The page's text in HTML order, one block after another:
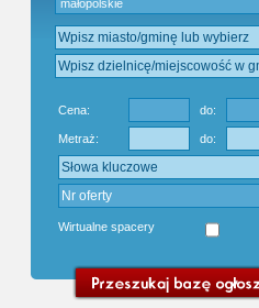
Cena: do:
Metraż: do:
Wirtualne spacery